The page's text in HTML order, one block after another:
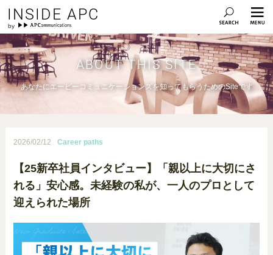
INSIDE APC
ABOUT THIS SITE
あなたにエーピーコミュニケーションズを知ってもらうためのSiteです
2026/02/12 Career paths
【25新卒社員インタビュー】「親以上に大切にさ
れる」安心感。未経験の私が、一人のプロとして
迎えられた場所